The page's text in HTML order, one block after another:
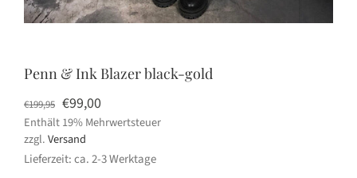
Penn & Ink Blazer black-gold
€199,95 Ursprünglicher
Preis
war:
€199,95
€99,00Aktueller
Preis
€99,00.
Enthält 19% Mehrwertsteuer
zzgl.Versand
Lieferzeit: ca. 2-3 Werktage